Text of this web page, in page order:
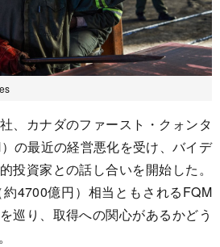
、カナダのファースト・クォンタ
の最近の経営悪化を受け、バイデ
投資家との話し合いを開始した。
4700億円）相当ともされるFQM
巡り、取得への関心があるかどう